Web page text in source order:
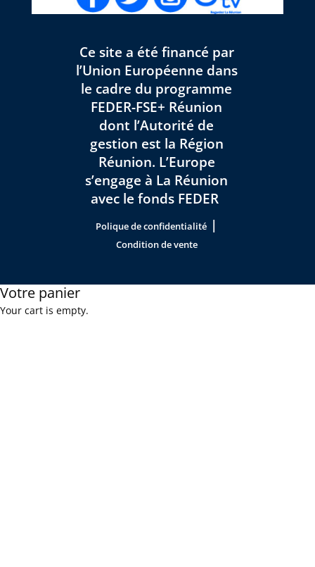
Ce site a été financé par
l’Union Européenne dans
le cadre du programme
FEDER-FSE+ Réunion
dont l’Autorité de
gestion est la Région
Réunion. L’Europe
s’engage à La Réunion
avec le fonds FEDER
Polique de confidentialité |
Condition de vente
Votre panier
Your cart is empty.